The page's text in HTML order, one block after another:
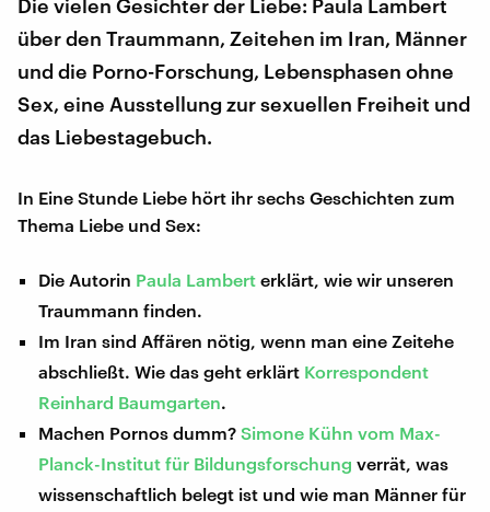
Die vielen Gesichter der Liebe: Paula Lambert
über den Traummann, Zeitehen im Iran, Männer
und die Porno-Forschung, Lebensphasen ohne
Sex, eine Ausstellung zur sexuellen Freiheit und
das Liebestagebuch.
In Eine Stunde Liebe hört ihr sechs Geschichten zum
Thema Liebe und Sex:
Die Autorin Paula Lambert erklärt, wie wir unseren
Traummann finden.
Im Iran sind Affären nötig, wenn man eine Zeitehe
abschließt. Wie das geht erklärt Korrespondent
Reinhard Baumgarten.
Machen Pornos dumm?Simone Kühn vom Max-
Planck-Institut für Bildungsforschung verrät, was
wissenschaftlich belegt ist und wie man Männer für